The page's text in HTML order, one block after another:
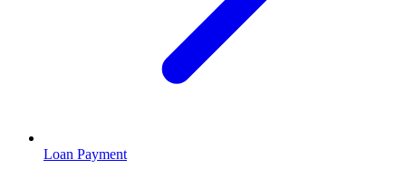
Loan Payment